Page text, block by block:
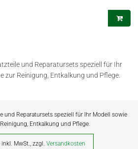
und Reparatursets speziell für Ihr
zur Reinigung, Entkalkung und Pflege.
und Reparatursets speziell für Ihr Modell sowie
Entkalkung und Pflege.
inkl. MwSt., zzgl.Versandkosten